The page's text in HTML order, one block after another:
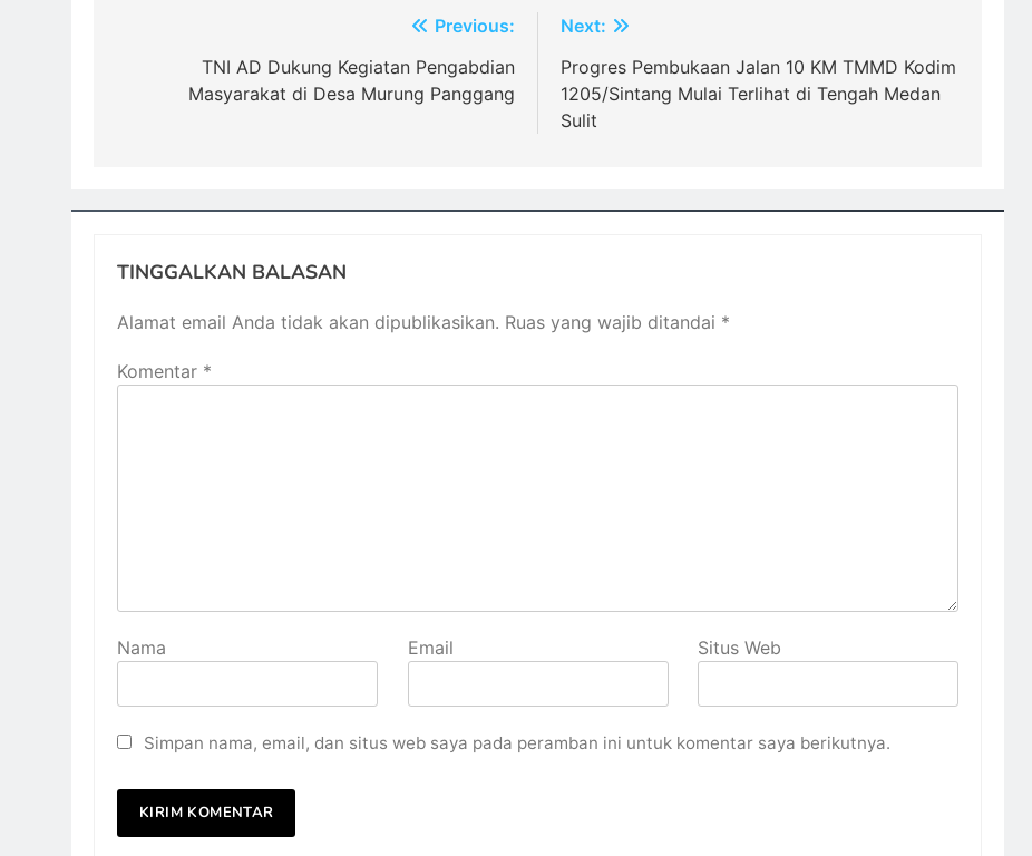
Previous:
TNI AD Dukung Kegiatan Pengabdian
Masyarakat di Desa Murung Panggang
Next:
Progres Pembukaan Jalan 10 KM TMMD Kodim
1205/Sintang Mulai Terlihat di Tengah Medan
Sulit
TINGGALKAN BALASAN
Alamat email Anda tidak akan dipublikasikan. Ruas yang wajib ditandai *
Komentar *
Nama Email Situs Web
Simpan nama, email, dan situs web saya pada peramban ini untuk komentar saya berikutnya.